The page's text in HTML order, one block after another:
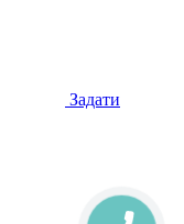
Задати